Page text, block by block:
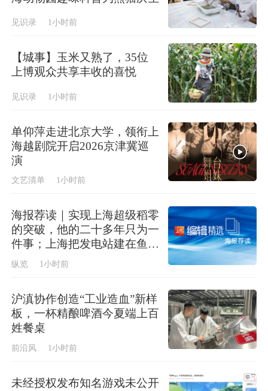
见识录 1小时前
【城事】玉米又熟了，35位
上博观众共享丰收的喜悦
见识录 1小时前
单仰萍走进北京大学，领衔上
海越剧院开启2026京津冀巡
演
文艺清单 1小时前
海报荐读｜实现上海超级稻零
的突破，他的二十多年只为一
件事；上海把发电站建在鱼塘
上，今年首批“零碳蟹”即将上
纵览 1小时前
沪滇协作创造“工业造血”新样
板，一杯精酿啤酒今夏端上百
姓餐桌
前沿风 1小时前
未经授权发布知名游戏未公开